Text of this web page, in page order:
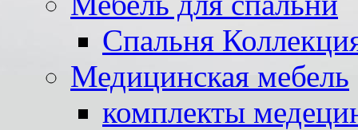
Спальня
Медицинская мебель
комплекты